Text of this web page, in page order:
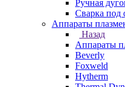
Ручная
Сварка
Аппараты
Назад
Аппараты
Beverly
Foxweld
Hytherm